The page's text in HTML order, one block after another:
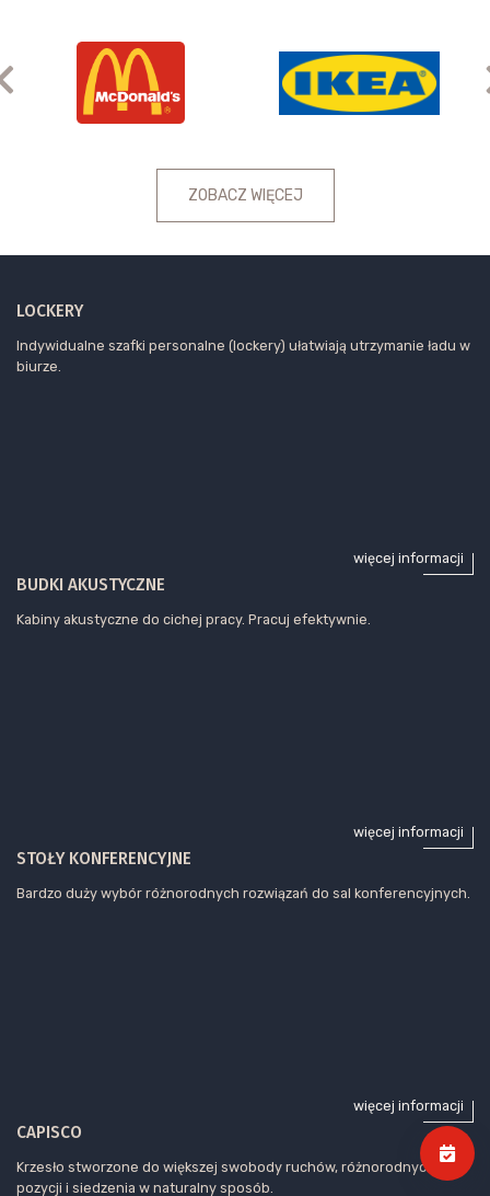
Previous
ZOBACZ WIĘCEJ
LOCKERY
Indywidualne szafki personalne (lockery) ułatwiają utrzymanie ładu w
biurze.
więcej informacji
BUDKI AKUSTYCZNE
Kabiny akustyczne do cichej pracy. Pracuj efektywnie.
więcej informacji
STOŁY KONFERENCYJNE
Bardzo duży wybór różnorodnych rozwiązań do sal konferencyjnych.
więcej informacji
CAPISCO
Krzesło stworzone do większej swobody ruchów, różnorodnych
pozycji i siedzenia w naturalny sposób.